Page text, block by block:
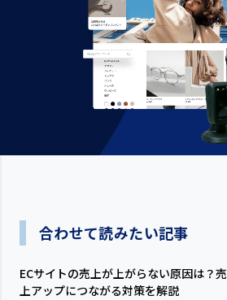
合わせて読みたい記事
ECサイトの売上が上がらない原因は？売
上アップにつながる対策を解説